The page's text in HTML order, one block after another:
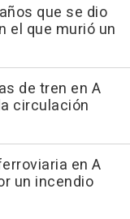
que se dio
el que murió un
de tren en A
circulación
en A
un incendio